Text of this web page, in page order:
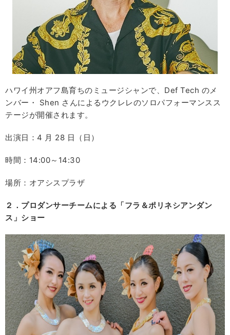
ハワイ州オアフ島育ちのミュージシャンで、Def Tech のメ
ンバー・ Shen さんによるウクレレのソロパフォーマンスス
テージが開催されます。
出演日：4 月 28 日（日）
時間：14:00～14:30
場所：オアシスプラザ
２．プロダンサーチームによる「フラ＆ポリネシアンダン
ス」ショー